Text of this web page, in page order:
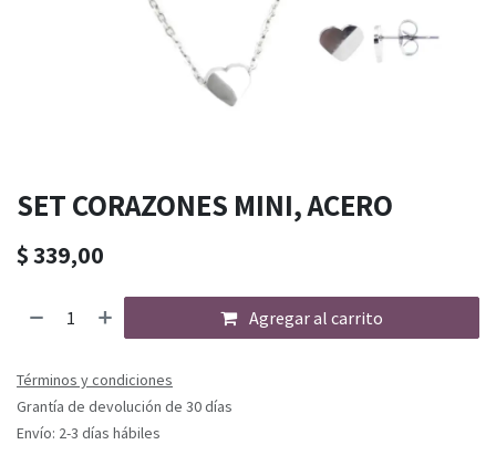
SET CORAZONES MINI, ACERO
$339,00
Agregar al carrito
Términos y condiciones
Grantía de devolución de 30 días
Envío: 2-3 días hábiles